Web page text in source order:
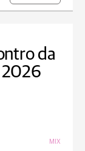
da
2026
MIX